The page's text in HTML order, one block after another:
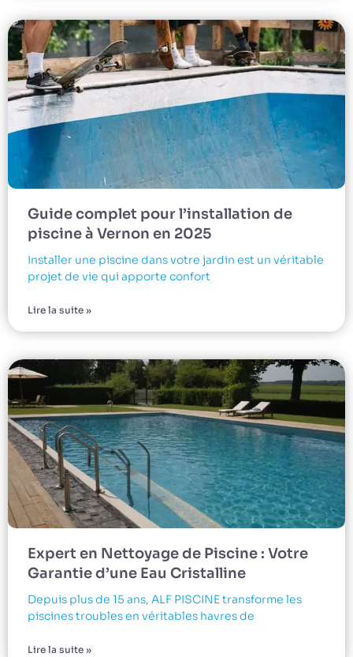
Guide complet pour l’installation de
piscine à Vernon en 2025
Installer une piscine dans votre jardin est un véritable
projet de vie qui apporte confort
Lire la suite »
Expert en Nettoyage de Piscine : Votre
Garantie d’une Eau Cristalline
Depuis plus de 15 ans, ALF PISCINE transforme les
piscines troubles en véritables havres de
Lire la suite »